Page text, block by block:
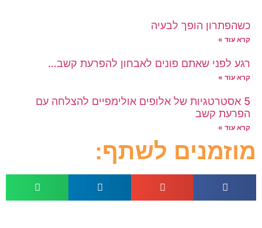
כשהפתרון הופך לבעיה
קרא עוד »
רגע לפני שאתם פונים לאבחון להפרעת קשב…
קרא עוד »
5 אסטרטגיות של אלופים אולימפיים להצלחה עם
הפרעת קשב
קרא עוד »
מוזמנים לשתף: